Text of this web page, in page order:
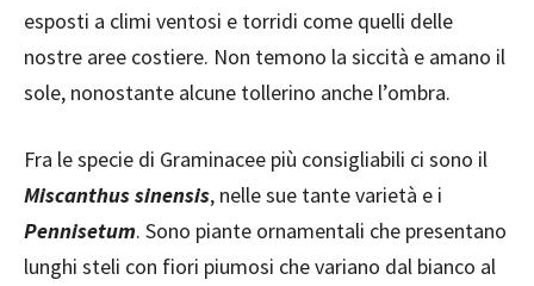
esposti a climi ventosi e torridi come quelli delle
nostre aree costiere. Non temono la siccità e amano il
sole, nonostante alcune tollerino anche l’ombra.
Fra le specie di Graminacee più consigliabili ci sono il
Miscanthus sinensis, nelle sue tante varietà e i
Pennisetum. Sono piante ornamentali che presentano
lunghi steli con fiori piumosi che variano dal bianco al